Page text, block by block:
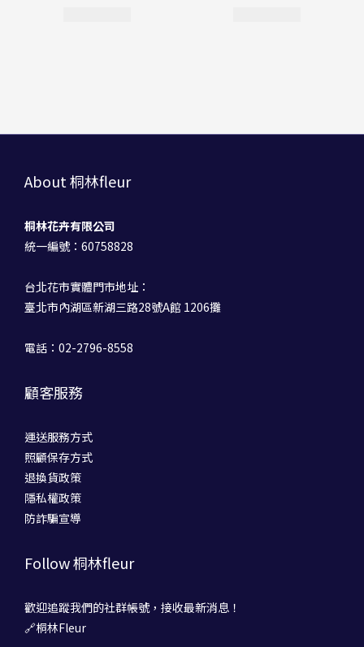
About 桐林fleur
桐林花卉有限公司
統一編號：60758828
台北花市實體門市地址：
臺北市內湖區新湖三路28號A館 1206攤
電話：02-2796-8558
顧客服務
運送服務方式
照顧保存方式
退換貨政策
隱私權政策
防詐騙宣導
Follow 桐林fleur
歡迎追蹤我們的社群帳號，接收最新消息！
🔗桐林Fleur